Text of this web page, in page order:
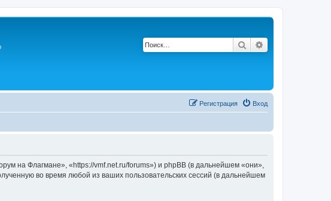
Поиск
Вход
Регистрация
на Флагмане», «https://vmf.net.ru/forums») и phpBB (в дальнейшем «они»,
во время любой из ваших пользовательских сессий (в дальнейшем